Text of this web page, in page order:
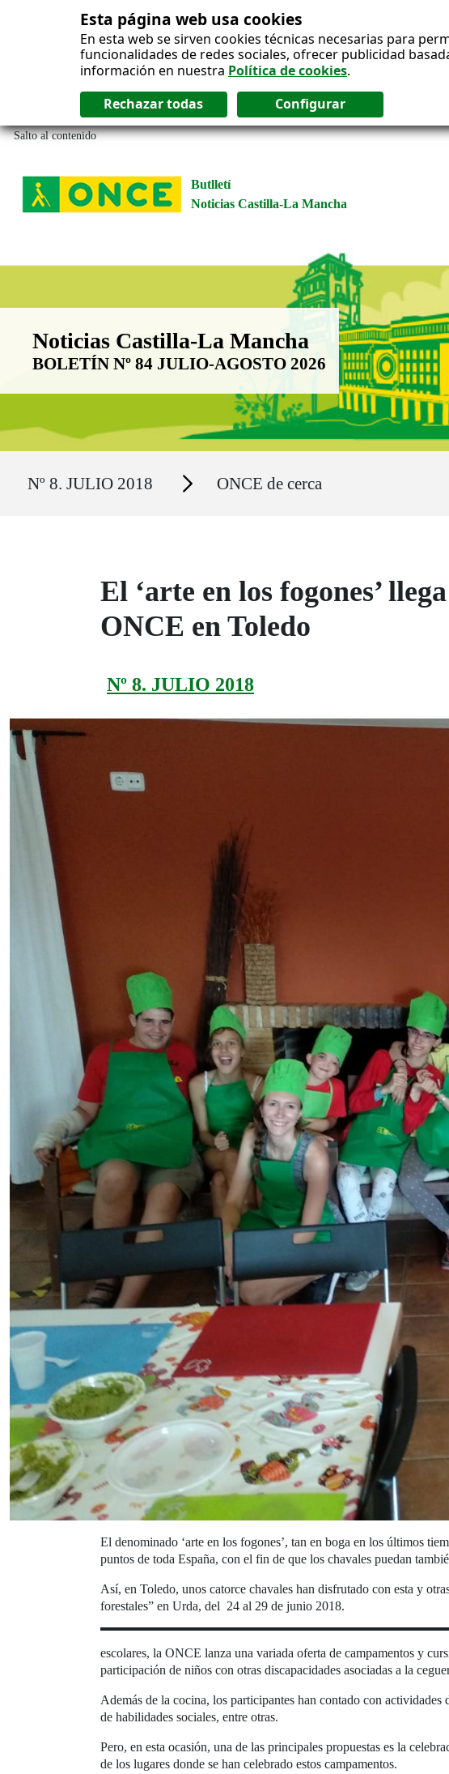
Esta página web usa cookies
En esta web se sirven cookies técnicas necesarias para
funcionalidades de redes sociales, ofrecer publicidad
información en nuestra Política de cookies.
Salto al contenido
Butlletí
Noticias Castilla-La Mancha
Boletín Noticias Castilla-La Mancha
Noticias Castilla-La Mancha
BOLETÍN Nº 84 JULIO-AGOSTO 2026
Nº 8. JULIO 2018 Secciones ONCE de cerca
El ‘arte en los fogones’
ONCE en Toledo
Nº 8. JULIO 2018
El denominado ‘arte en los fogones’, tan en boga en los últimos
puntos de toda España, con el fin de que los chavales puedan
Así, en Toledo, unos catorce chavales han disfrutado con esta y
forestales” en Urda, del 24 al 29 de junio 2018.
escolares, la ONCE lanza una variada oferta de campamentos y
participación de niños con otras discapacidades asociadas a la
Además de la cocina, los participantes han contado con
de habilidades sociales, entre otras.
Pero, en esta ocasión, una de las principales propuestas es la
de los lugares donde se han celebrado estos campamentos.